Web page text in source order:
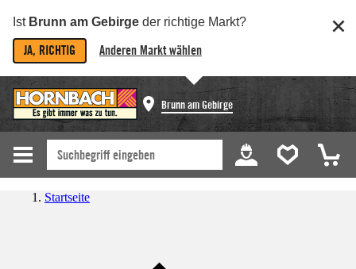
Ist Brunn am Gebirge der richtige Markt?
JA, RICHTIG Anderen Markt wählen
Brunn am Gebirge
Startseite